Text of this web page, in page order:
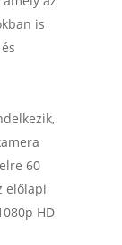
is
60
előlapi
HD